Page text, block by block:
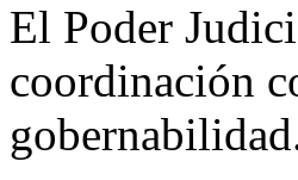
El Poder
coordinación